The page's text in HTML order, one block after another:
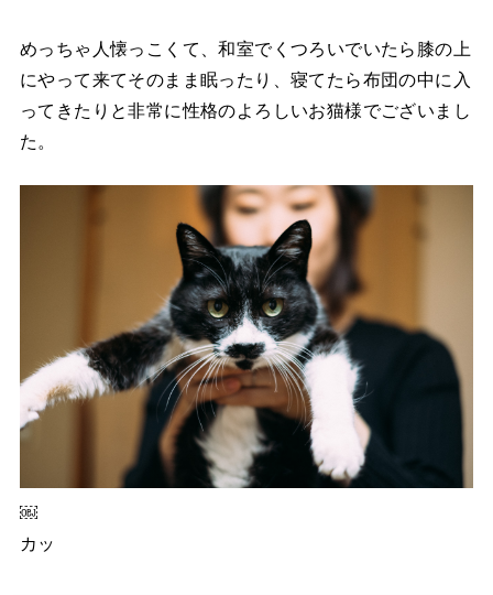
めっちゃ人懐っこくて、和室でくつろいでいたら膝の上
にやって来てそのまま眠ったり、寝てたら布団の中に入
ってきたりと非常に性格のよろしいお猫様でございまし
た。
￼
カッ